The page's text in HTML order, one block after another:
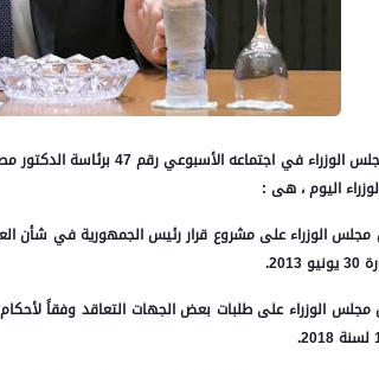
وافق مجلس الوزراء في
اليوم ، هى :
مجلس الوزراء على مشروع قرار رئيس الجمهورية في شأن